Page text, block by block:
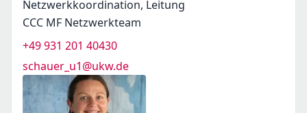
Netzwerkkoordination, Leitung
CCC MF Netzwerkteam
+49 931 201 40430
schauer_u1@ukw.de